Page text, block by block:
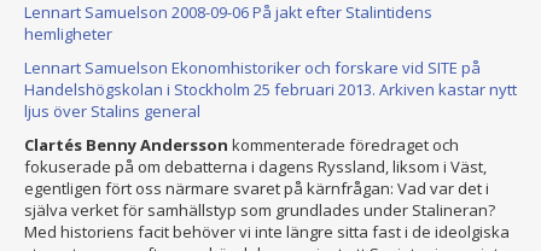
Lennart Samuelson 2008-09-06 På jakt efter Stalintidens
hemligheter
Lennart Samuelson Ekonomhistoriker och forskare vid SITE på
Handelshögskolan i Stockholm 25 februari 2013. Arkiven kastar nytt
ljus över Stalins general
Clartés Benny Andersson kommenterade föredraget och
fokuserade på om debatterna i dagens Ryssland, liksom i Väst,
egentligen fört oss närmare svaret på kärnfrågan: Vad var det i
själva verket för samhällstyp som grundlades under Stalineran?
Med historiens facit behöver vi inte längre sitta fast i de ideolgiska